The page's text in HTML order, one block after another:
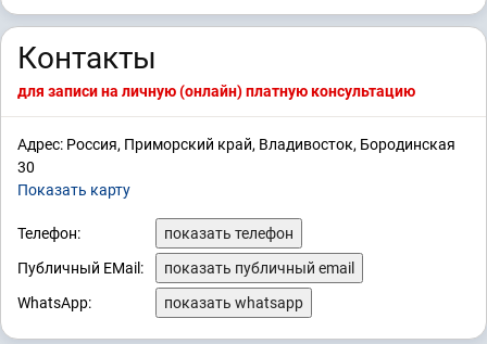
Контакты
для записи на личную (онлайн) платную консультацию
Адрес: Россия, Приморский край, Владивосток, Бородинская
30
Показать карту
Телефон:
показать телефон
Публичный EMail:
показать публичный email
WhatsApp:
показать whatsapp